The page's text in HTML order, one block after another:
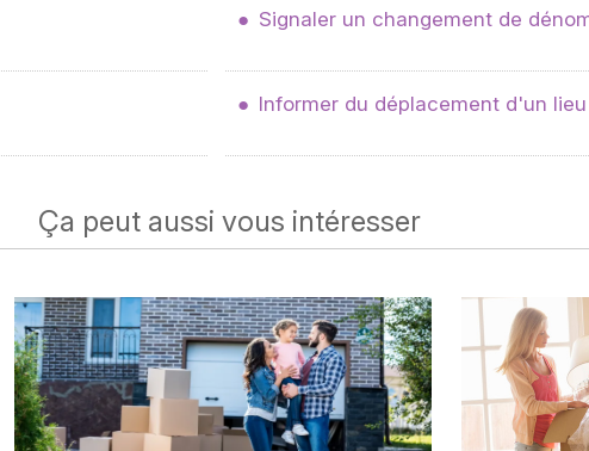
Signaler un changement de
Informer du déplacement d'un
Ça peut aussi vous intéresser